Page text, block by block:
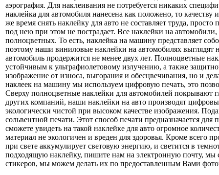
аэрография. Для наклеивания не потребуется никаких
наклейка для автомобиля нанесена как положено, то
же время снять наклейку для авто не составляет труда,
под нею при этом не пострадает. Все наклейки на
полноцветных. То есть, наклейка на машину представляет
поэтому наши виниловые наклейки на автомобилях выглядят
автомобиль продержится не менее двух лет. Полноцветные
устойчивым к ультрафиолетовому излучению, а также
изображение от износа, выгорания и обесцвечивания, но и
наклеек на машину мы используем цифровую печать, это
Сверху полноцветные наклейки для автомобилей покрывают
других компаний, наши наклейки на авто производят
экологически чистой при высоком качестве изображения.
сольвентной печати. Этот способ печати предназначается
сможете увидеть на такой наклейке для авто огромное
материал не экологичен и вреден для здоровья. Кроме всего
при свете аккумулирует световую энергию, и светится в
подходящую наклейку, пишите нам на электронную почту, мы
стикеров, мы можем делать их по предоставленным Вами